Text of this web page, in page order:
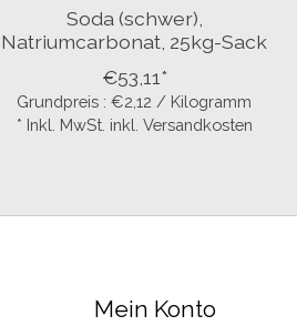
Soda (schwer),
Natriumcarbonat, 25kg-Sack
€53,11*
Grundpreis : €2,12 / Kilogramm
* Inkl. MwSt. inkl. Versandkosten
Mein Konto